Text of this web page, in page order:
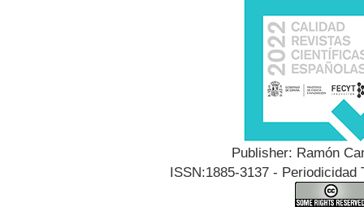
Publisher: Ramón
ISSN:1885-3137 -